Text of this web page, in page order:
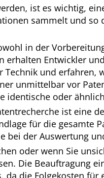
ist es wichtig,
sammelt und so
in der
erhalten Entwickler
und erfahren,
unmittelbar vor
identische oder
ist eine
für die gesamte
bei der Auswertung
oder wenn Sie
Die Beauftragung